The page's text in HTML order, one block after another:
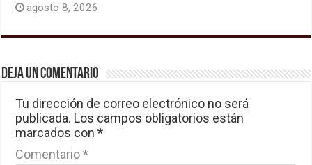
agosto 8, 2026
Deja un comentario
Tu dirección de correo electrónico no será
publicada. Los campos obligatorios están
marcados con*
Comentario*